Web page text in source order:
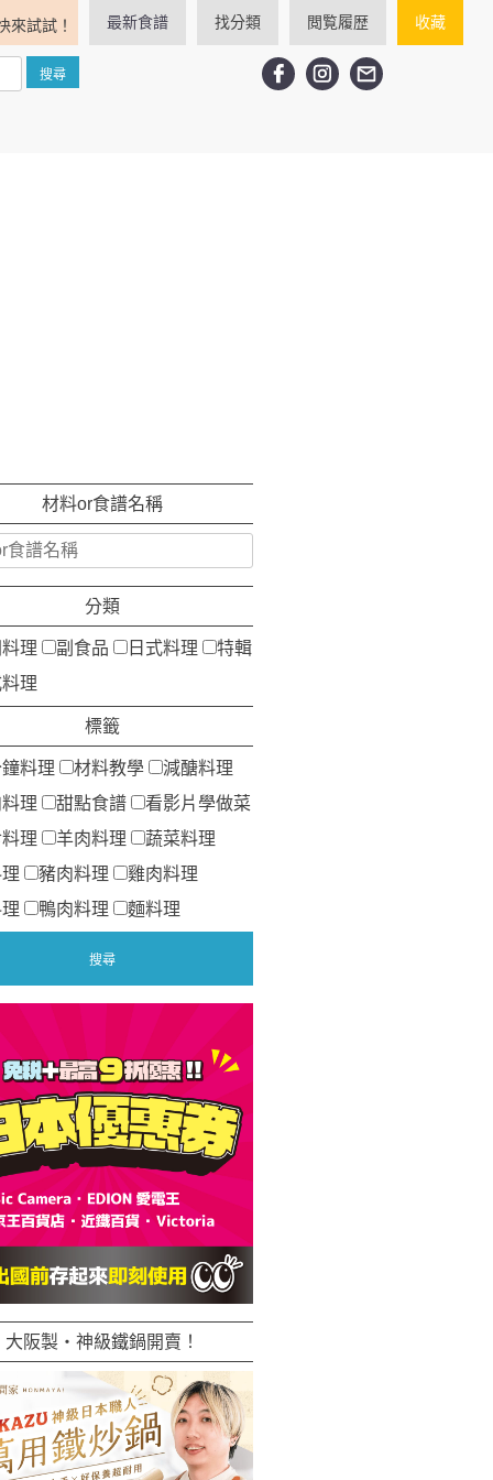
來試試！ 最新食譜 找分類 閲覧履歴 收藏
材料or食譜名稱
分類
理 副食品 日式料理
特輯
理
標籤
料理 材料教學
減醣料理
理
甜點食譜
看影片學做菜
理
羊肉料理
蔬菜料理
豬肉料理
雞肉料理
鴨肉料理 麵料理
大阪製・神級鐵鍋開賣！